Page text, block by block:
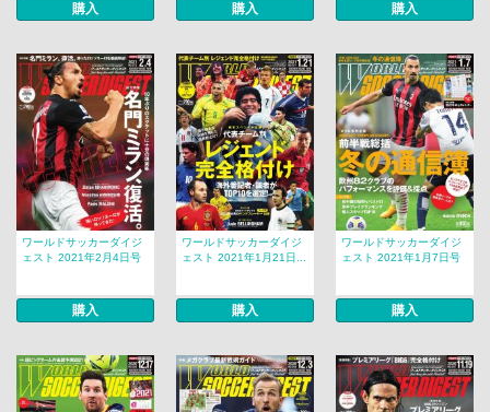
購入 購入 購入
ワールドサッカーダイジ
ェスト 2021年2月4日号
購入
ワールドサッカーダイジ
ェスト 2021年1月21日...
購入
ワールドサッカーダイジ
ェスト 2021年1月7日号
購入